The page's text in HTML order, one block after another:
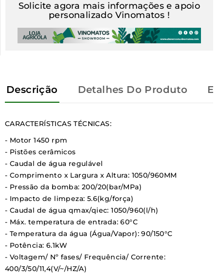
Solicite agora mais informações e apoio
personalizado Vinomatos !
Descrição Detalhes Do Produto
CARACTERÍSTICAS TÉCNICAS:
- Motor 1450 rpm
- Pistões cerâmicos
- Caudal de água regulável
- Comprimento x Largura x Altura: 1050/960MM
- Pressão da bomba: 200/20(bar/MPa)
- Impacto de limpeza: 5.6(kg/força)
- Caudal de água qmax/qiec: 1050/960(l/h)
- Máx. temperatura de entrada: 60°C
- Temperatura da água (Água/Vapor): 90/150°C
- Potência: 6.1kW
- Voltagem/ Nº fases/ Frequência/ Corrente:
400/3/50/11,4(V/~/HZ/A)